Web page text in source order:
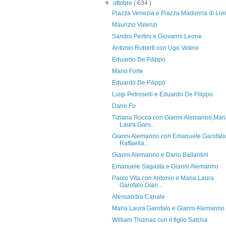
▼ottobre( 634 )
Piazza Venezia e Piazza Madonna di
Maurizio Valenzi
Sandro Pertini e Giovanni Leone
Antonio Ruberti con Ugo Vetere
Eduardo De Filippo
Mario Forte
Eduardo De Filippo
Luigi Petroselli e Eduardo De Filippo
Dario Fo
Tiziana Rocca con Gianni
Laura Garo...
Gianni Alemanno con Emanuele
Raffaella...
Gianni Alemanno e Dario Ballantini
Emanuele Sagasta e Gianni Alemanno
Paolo Vita con Antonio e Maria Laura
Garofalo,Gian...
Alessandra Canale
Maria Laura Garofalo e Gianni Alemanno
William Thomas con il figlio Satcha